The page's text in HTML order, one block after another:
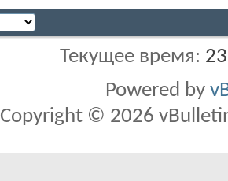
Текущее время:
Powered by
Copyright © 2026